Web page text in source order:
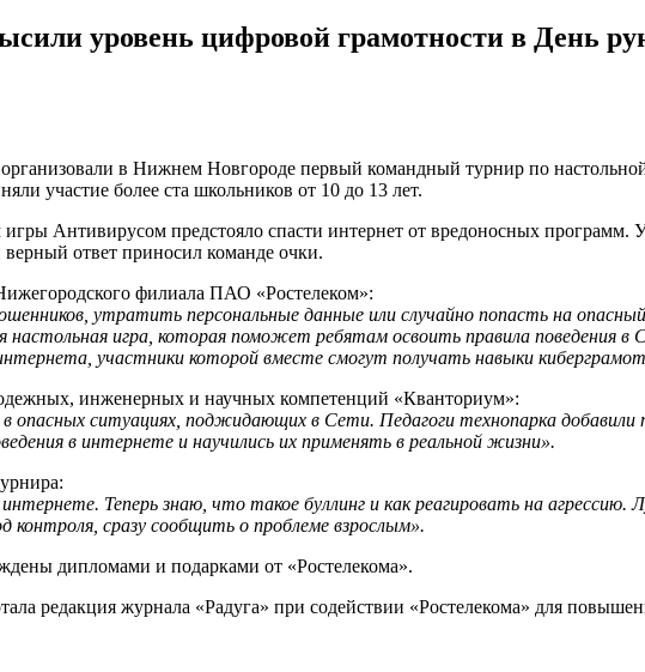
уровень цифровой грамотности в День
в Нижнем Новгороде первый командный турнир по
участие более ста школьников от 10 до 13 лет.
Антивирусом предстояло спасти интернет от вредоносных
ответ приносил команде очки.
филиала ПАО «Ростелеком»:
утратить персональные данные или случайно попасть на
настольная игра, которая поможет ребятам освоить правила поведения
участники которой вместе смогут получать навыки
инженерных и научных компетенций «Кванториум»:
опасных ситуациях, поджидающих в Сети. Педагоги технопарка
в интернете и научились их применять в реальной жизни».
Теперь знаю, что такое буллинг и как реагировать на
контроля, сразу сообщить о проблеме взрослым».
дипломами и подарками от «Ростелекома».
редакция журнала «Радуга» при содействии «Ростелекома» для